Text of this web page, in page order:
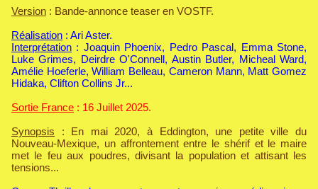
Version : Bande-annonce teaser en VOSTF.
Réalisation : Ari Aster.
Interprétation : Joaquin Phoenix, Pedro Pascal, Emma Stone,
Luke Grimes, Deirdre O'Connell, Austin Butler, Micheal Ward,
Amélie Hoeferle, William Belleau, Cameron Mann, Matt Gomez
Hidaka, Clifton Collins Jr...
Sortie France : 16 Juillet 2025.
Synopsis : En mai 2020, à Eddington, une petite ville du
Nouveau-Mexique, un affrontement entre le shérif et le maire
met le feu aux poudres, divisant la population et attisant les
tensions...